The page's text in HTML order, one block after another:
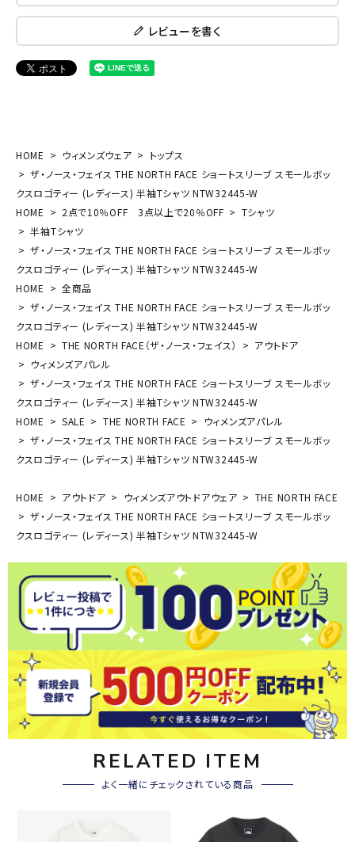
レビューを書く
HOME ウィメンズウェア
トップス
ザ・ノース・フェイス THE NORTH FACE ショートスリーブ スモールボッ
クスロゴティー (レディース) 半袖Tシャツ NTW32445-W
HOME
2点で10％OFF 3点以上で20％OFF
Tシャツ
半袖Tシャツ
ザ・ノース・フェイス THE NORTH FACE ショートスリーブ スモールボッ
クスロゴティー (レディース) 半袖Tシャツ NTW32445-W
HOME
全商品
ザ・ノース・フェイス THE NORTH FACE ショートスリーブ スモールボッ
クスロゴティー (レディース) 半袖Tシャツ NTW32445-W
HOME
THE NORTH FACE（ザ・ノース・フェイス）
アウトドア
ウィメンズアパレル
ザ・ノース・フェイス THE NORTH FACE ショートスリーブ スモールボッ
クスロゴティー (レディース) 半袖Tシャツ NTW32445-W
HOME
SALE THE NORTH FACE
ウィメンズアパレル
ザ・ノース・フェイス THE NORTH FACE ショートスリーブ スモールボッ
クスロゴティー (レディース) 半袖Tシャツ NTW32445-W
HOME アウトドア ウィメンズアウトドアウェア
THE NORTH FACE
ザ・ノース・フェイス THE NORTH FACE ショートスリーブ スモールボッ
クスロゴティー (レディース) 半袖Tシャツ NTW32445-W
RELATED ITEM
よく一緒にチェックされている商品